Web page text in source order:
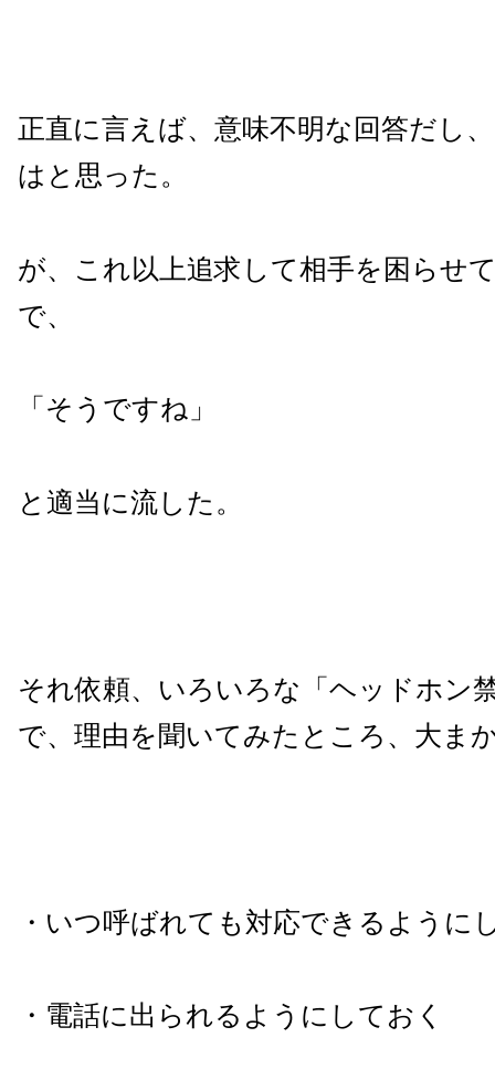
正直に言えば、意味不明な回答だし
はと思った。
が、これ以上追求して相手を困らせ
で、
「そうですね」
と適当に流した。
それ依頼、いろいろな「ヘッドホン
で、理由を聞いてみたところ、大ま
・いつ呼ばれても対応できるように
・電話に出られるようにしておく